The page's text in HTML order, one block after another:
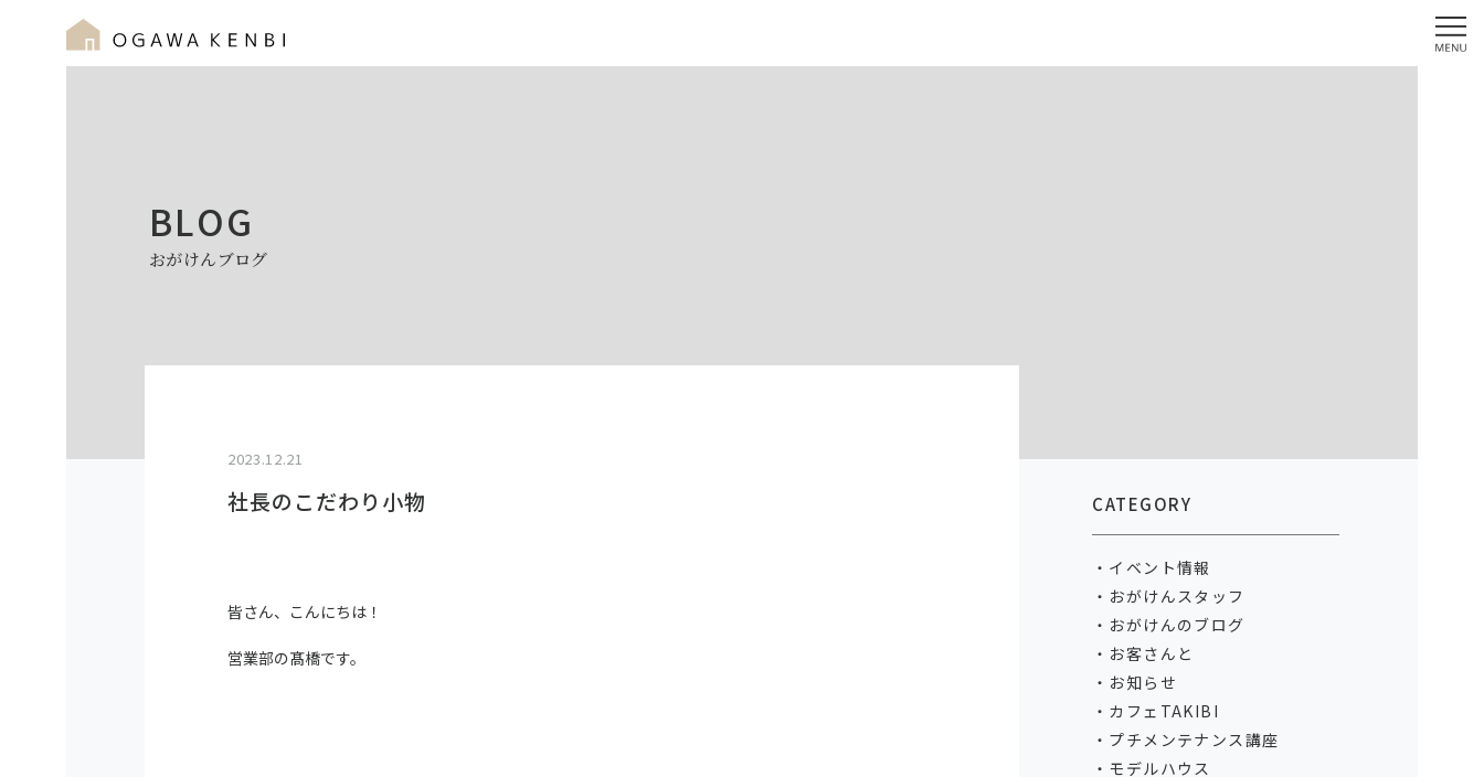
BLOG
おがけんブログ
2023.12.21
社長のこだわり小物
皆さん、こんにちは！
営業部の髙橋です。
CATEGORY
イベント情報
おがけんスタッフ
おがけんのブログ
お客さんと
お知らせ
カフェTAKIBI
プチメンテナンス講座
モデルハウス